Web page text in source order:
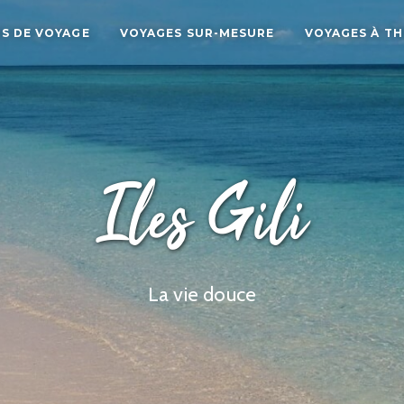
DE VOYAGE VOYAGES SUR-MESURE VOYAGES À
Iles Gili
La vie douce